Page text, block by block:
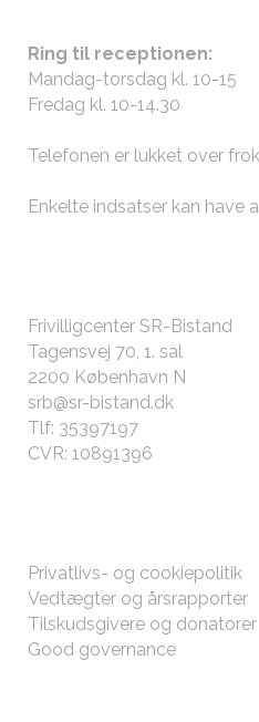
Ring til receptionen:
Mandag-torsdag kl. 10-15
Fredag kl. 10-14.30
Telefonen er lukket over
Enkelte indsatser kan have
Frivilligcenter SR-Bistand
Tagensvej 70, 1. sal
2200 København N
srb@sr-bistand.dk
Tlf: 35397197
CVR: 10891396
Privatlivs- og cookiepolitik
Vedtægter og årsrapporter
Tilskudsgivere og donatorer
Good governance